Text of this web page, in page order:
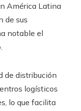
América Latina
de sus
notable el
de distribución
logísticos
lo que facilita